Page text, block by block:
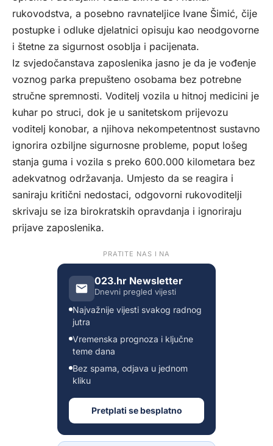
rukovodstva, a posebno ravnateljice Ivane Šimić, čije
postupke i odluke djelatnici opisuju kao neodgovorne
i štetne za sigurnost osoblja i pacijenata.
Iz svjedočanstava zaposlenika jasno je da je vođenje
voznog parka prepušteno osobama bez potrebne
stručne spremnosti. Voditelj vozila u hitnoj medicini je
kuhar po struci, dok je u sanitetskom prijevozu
voditelj konobar, a njihova nekompetentnost sustavno
ignorira ozbiljne sigurnosne probleme, poput lošeg
stanja guma i vozila s preko 600.000 kilometara bez
adekvatnog održavanja. Umjesto da se reagira i
saniraju kritični nedostaci, odgovorni rukovoditelji
skrivaju se iza birokratskih opravdanja i ignoriraju
prijave zaposlenika.
PRATITE NAS I NA
023.hr Newsletter
Dnevni pregled vijesti
Najvažnije vijesti svakog radnog
jutra
Vremenska prognoza i ključne
teme dana
Bez spama, odjava u jednom
kliku
Pretplati se besplatno